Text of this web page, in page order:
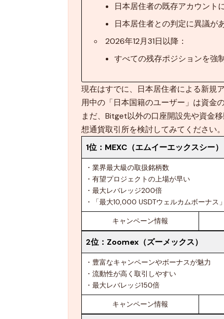
日本居住者の既存アカウント
日本居住者との判定に異議が
2026年12月31日以降：
すべての残存ポジションを強
現在はすでに、日本居住者による新規
用中の「日本国籍のユーザー」は資金
まだ、Bitget以外の口座開設先や資金
想通貨取引所を検討してみてください。
1位： MEXC（エムイーエックスシー）
・業界最大級の取扱銘柄数
・有望プロジェクトの上場が早い
・最大レバレッジ200倍
・「最大10,000 USDTウェルカムボーナ
キャンペーン情報
2位： Zoomex（ズーメックス）
・豊富なキャンペーンやボーナスが魅力
・流動性が高く取引しやすい
・最大レバレッジ150倍
キャンペーン情報